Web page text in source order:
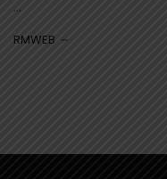
...
RMWEB